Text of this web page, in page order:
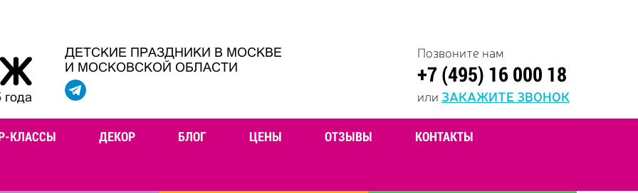
ДЕТСКИЕ ПРАЗДНИКИ В МОСКВЕ
И МОСКОВСКОЙ ОБЛАСТИ
Позвоните нам
+7 (495) 16 000 18
или ЗАКАЖИТЕ ЗВОНОК
КЛАССЫ ДЕКОР БЛОГ ЦЕНЫ ОТЗЫВЫ КОНТАКТЫ